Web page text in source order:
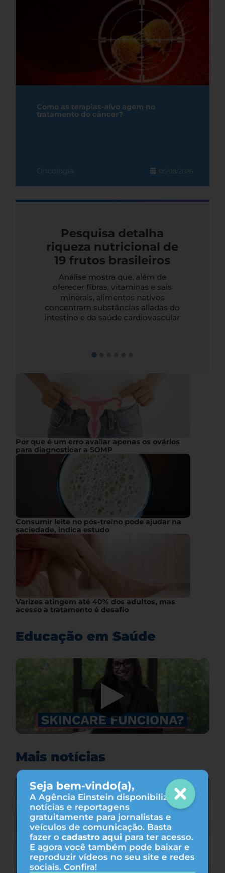
Seja bem-vindo(a),
A Agência Einstein disponibiliza
notícias e reportagens
gratuitamente para jornalistas e
veículos de comunicação. Basta
fazer o cadastro aqui para ter acesso.
E agora você também pode baixar e
reproduzir vídeos no seu site e redes
sociais. Confira!
Como as terapias-alvo agem no
tratamento do câncer?
Oncologia 05/08/2026
Pesquisa detalha
riqueza nutricional de
19 frutos brasileiros
Análise mostra que, além de
oferecer fibras, vitaminas e sais
minerais, alimentos nativos
concentram substâncias aliadas do
intestino e da saúde cardiovascular
Por que é um erro avaliar apenas os ovários
para diagnosticar a SOMP
Consumir leite no pós-treino pode ajudar na
saciedade, indica estudo
Varizes atingem até 40% dos adultos, mas
acesso a tratamento é desafio
Educação em Saúde
Mais notícias